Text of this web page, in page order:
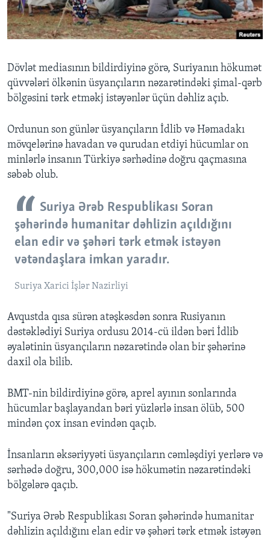
BIZI IZLƏYIN
Dillər
Dövlət mediasının bildirdiyinə görə, Suriyanın hökumət
qüvvələri ölkənin üsyançıların nəzarətindəki şimal-qərb
bölgəsini tərk etməkj istəyənlər üçün dəhliz açıb.
Ordunun son günlər üsyançıların İdlib və Həmadakı
mövqelərinə havadan və qurudan etdiyi hücumlar on
minlərlə insanın Türkiyə sərhədinə doğru qaçmasına
səbəb olub.
Suriya Ərəb Respublikası Soran
şəhərində humanitar dəhlizin açıldığını
elan edir və şəhəri tərk etmək istəyən
vətəndaşlara imkan yaradır.
Suriya Xarici İşlər Nazirliyi
Avqustda qısa sürən atəşkəsdən sonra Rusiyanın
dəstəklədiyi Suriya ordusu 2014-cü ildən bəri İdlib
əyalətinin üsyançıların nəzarətində olan bir şəhərinə
daxil ola bilib.
BMT-nin bildirdiyinə görə, aprel ayının sonlarında
hücumlar başlayandan bəri yüzlərlə insan ölüb, 500
mindən çox insan evindən qaçıb.
İnsanların əksəriyyəti üsyançıların cəmləşdiyi yerlərə və
sərhədə doğru, 300,000 isə hökumətin nəzarətindəki
bölgələrə qaçıb.
"Suriya Ərəb Respublikası Soran şəhərində humanitar
dəhlizin açıldığını elan edir və şəhəri tərk etmək istəyən